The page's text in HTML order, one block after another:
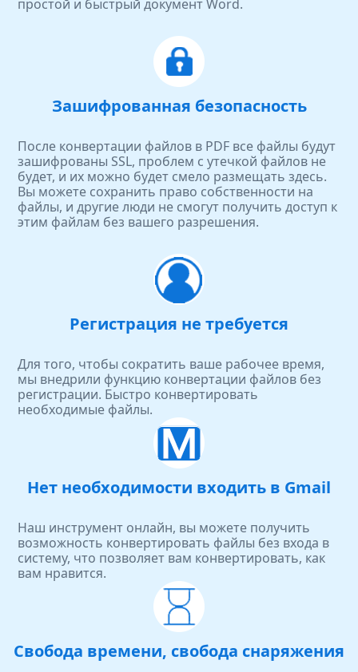
простой и быстрый документ Word.
Зашифрованная безопасность
После конвертации файлов в PDF все файлы будут
зашифрованы SSL, проблем с утечкой файлов не
будет, и их можно будет смело размещать здесь.
Вы можете сохранить право собственности на
файлы, и другие люди не смогут получить доступ к
этим файлам без вашего разрешения.
Регистрация не требуется
Для того, чтобы сократить ваше рабочее время,
мы внедрили функцию конвертации файлов без
регистрации. Быстро конвертировать
необходимые файлы.
Нет необходимости входить в Gmail
Наш инструмент онлайн, вы можете получить
возможность конвертировать файлы без входа в
систему, что позволяет вам конвертировать, как
вам нравится.
Свобода времени, свобода снаряжения